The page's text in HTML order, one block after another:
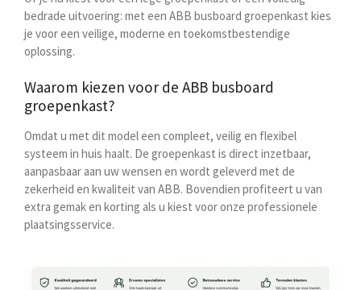
bedrade uitvoering: met een ABB busboard groepenkast kies
je voor een veilige, moderne en toekomstbestendige
oplossing.
Waarom kiezen voor de ABB busboard
groepenkast?
Omdat u met dit model een compleet, veilig en flexibel
systeem in huis haalt. De groepenkast is direct inzetbaar,
aanpasbaar aan uw wensen en wordt geleverd met de
zekerheid en kwaliteit van ABB. Bovendien profiteert u van
extra gemak en korting als u kiest voor onze professionele
plaatsingsservice.